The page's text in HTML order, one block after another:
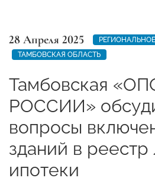
28 Апреля 2025
ТАМБОВСКАЯ ОБЛАСТЬ
Тамбовская
РОССИИ»
вопросы
зданий в реестр
ипотеки